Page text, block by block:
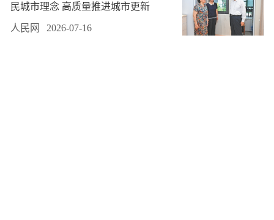
民城市理念 高质量推进城市更新
人民网 2026-07-16